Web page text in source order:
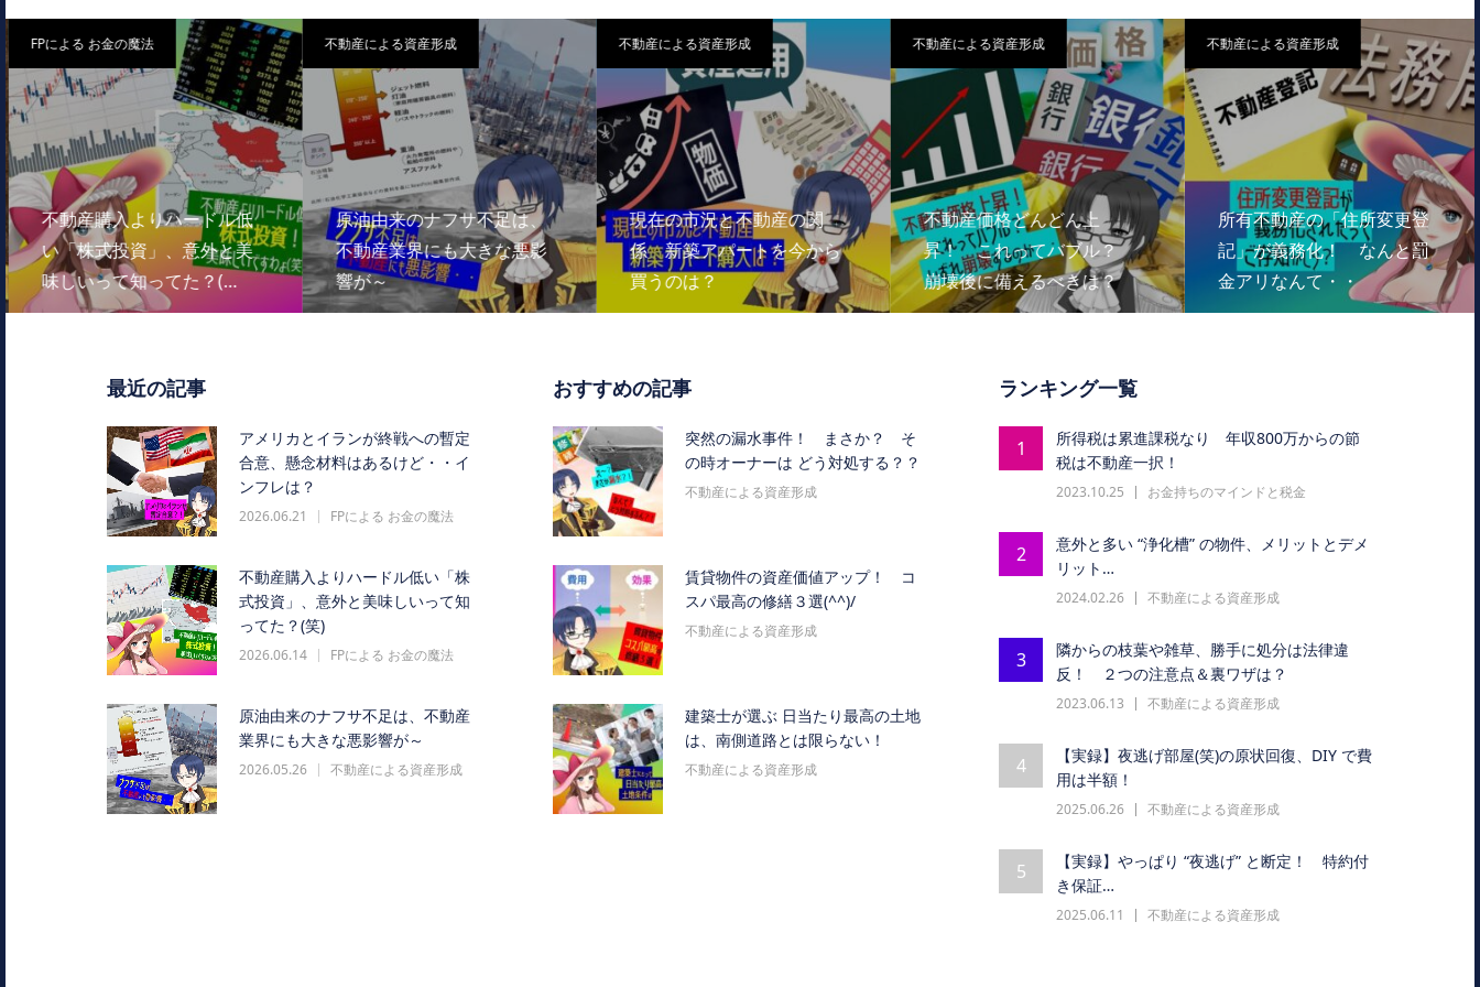
FPによる お金の魔法
不動産購入よりハードル低
い「株式投資」、意外と美
味しいって知ってた？(…
不動産による資産形成
原油由来のナフサ不足は、
不動産業界にも大きな悪影
響が～
不動産による資産形成
現在の市況と不動産の関
係 新築アパートを今から
買うのは？
不動産による資産形成
不動産価格どんどん上
昇！ これってバブル？
崩壊後に備えるべきは？
不動産による資産形成
所有不動産の「住所変更登
記」が義務化！ なんと罰
金アリなんて・・
最近の記事
アメリカとイランが終戦への暫定
合意、懸念材料はあるけど・・イ
ンフレは？
2026.06.21 FPによる お金の魔法
不動産購入よりハードル低い「株
式投資」、意外と美味しいって知
ってた？(笑)
2026.06.14 FPによる お金の魔法
原油由来のナフサ不足は、不動産
業界にも大きな悪影響が～
2026.05.26 不動産による資産形成
おすすめの記事
突然の漏水事件！ まさか？ そ
の時オーナーは どう対処する？？
不動産による資産形成
賃貸物件の資産価値アップ！ コ
スパ最高の修繕３選(^^)/
不動産による資産形成
建築士が選ぶ 日当たり最高の土地
は、南側道路とは限らない！
不動産による資産形成
ランキング一覧
1
所得税は累進課税なり 年収800万からの節
税は不動産一択！
2023.10.25 お金持ちのマインドと税金
2
意外と多い “浄化槽” の物件、メリットとデメ
リット…
2024.02.26 不動産による資産形成
3
隣からの枝葉や雑草、勝手に処分は法律違
反！ ２つの注意点＆裏ワザは？
2023.06.13 不動産による資産形成
4
【実録】夜逃げ部屋(笑)の原状回復、DIY で費
用は半額！
2025.06.26 不動産による資産形成
5
【実録】やっぱり “夜逃げ” と断定！ 特約付
き保証…
2025.06.11 不動産による資産形成